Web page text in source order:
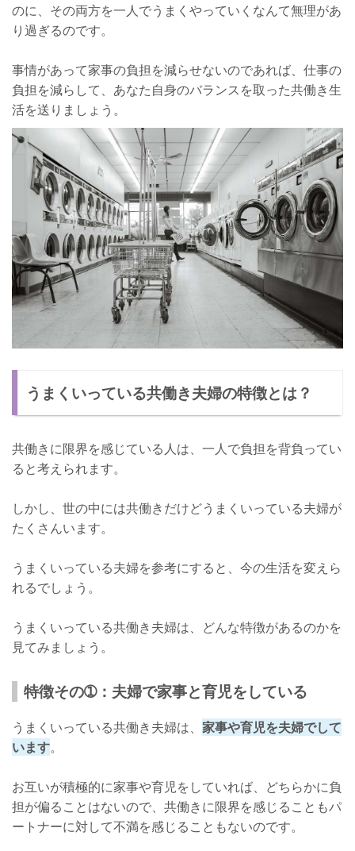
のに、その両方を一人でうまくやっていくなんて無理があ
り過ぎるのです。
事情があって家事の負担を減らせないのであれば、仕事の
負担を減らして、あなた自身のバランスを取った共働き生
活を送りましょう。
うまくいっている共働き夫婦の特徴とは？
共働きに限界を感じている人は、一人で負担を背負ってい
ると考えられます。
しかし、世の中には共働きだけどうまくいっている夫婦が
たくさんいます。
うまくいっている夫婦を参考にすると、今の生活を変えら
れるでしょう。
うまくいっている共働き夫婦は、どんな特徴があるのかを
見てみましょう。
特徴その➀：夫婦で家事と育児をしている
うまくいっている共働き夫婦は、 家事や育児を夫婦でして
います。
お互いが積極的に家事や育児をしていれば、どちらかに負
担が偏ることはないので、共働きに限界を感じることもパ
ートナーに対して不満を感じることもないのです。